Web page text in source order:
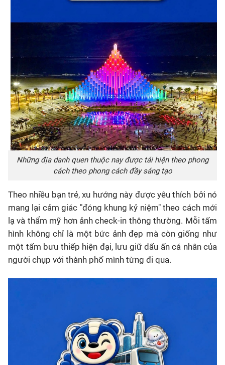
Những địa danh quen thuộc nay được tái hiện theo phong
cách theo phong cách đầy sáng tạo
Theo nhiều bạn trẻ, xu hướng này được yêu thích bởi nó
mang lại cảm giác "đóng khung kỷ niệm" theo cách mới
lạ và thẩm mỹ hơn ảnh check-in thông thường. Mỗi tấm
hình không chỉ là một bức ảnh đẹp mà còn giống như
một tấm bưu thiếp hiện đại, lưu giữ dấu ấn cá nhân của
người chụp với thành phố mình từng đi qua.